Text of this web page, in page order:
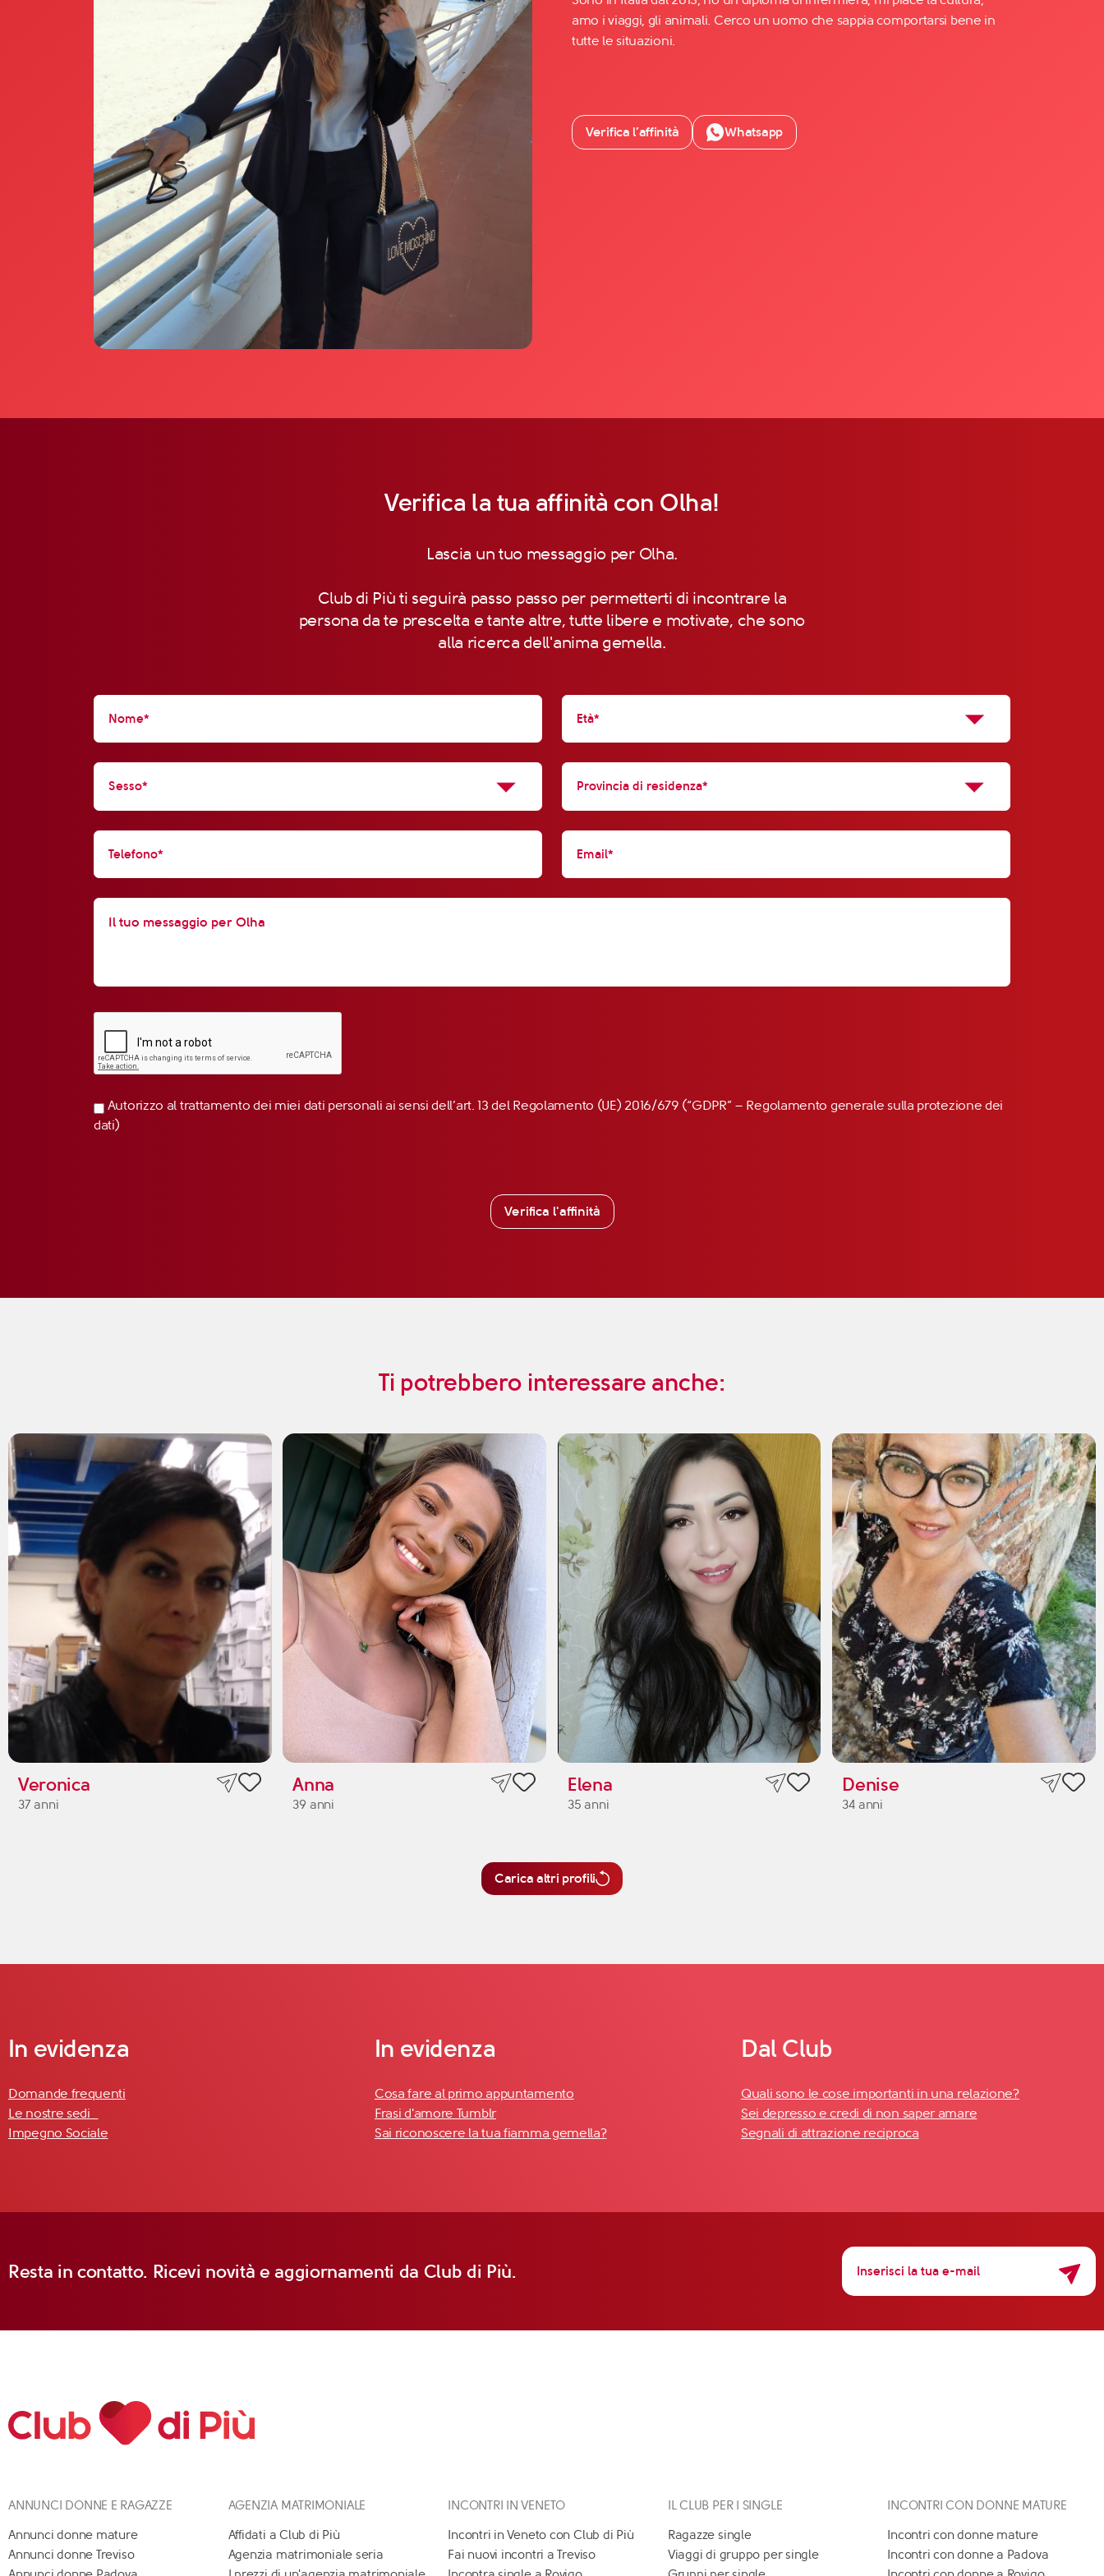
TikTok
amo i viaggi, gli animali. Cerco un uomo che sappia comportarsi bene in
tutte le situazioni.
Verifica l’affinità Whatsapp
Verifica la tua affinità con Olha!
Lascia un tuo messaggio per Olha.
Club di Più ti seguirà passo passo per permetterti di incontrare la
persona da te prescelta e tante altre, tutte libere e motivate, che sono
alla ricerca dell'anima gemella.
Autorizzo al trattamento dei miei dati personali ai sensi dell’art. 13 del Regolamento (UE) 2016/679 (“GDPR” – Regolamento generale sulla protezione dei
dati)
Verifica l'affinità
Ti potrebbero interessare anche:
Veronica
37 anni
Anna
39 anni
Elena
35 anni
Denise
34 anni
Carica altri profili
In evidenza
Domande frequenti
Le nostre sedi
Impegno Sociale
In evidenza
Cosa fare al primo appuntamento
Frasi d'amore Tumblr
Sai riconoscere la tua fiamma gemella?
Dal Club
Quali sono le cose importanti in una relazione?
Sei depresso e credi di non saper amare
Segnali di attrazione reciproca
Resta in contatto. Ricevi novità e aggiornamenti da Club di Più.
ANNUNCI DONNE E RAGAZZE
Annunci donne mature
Annunci donne Treviso
AGENZIA MATRIMONIALE
Affidati a Club di Più
Agenzia matrimoniale seria
INCONTRI IN VENETO
Incontri in Veneto con Club di Più
Fai nuovi incontri a Treviso
IL CLUB PER I SINGLE
Ragazze single
Viaggi di gruppo per single
INCONTRI CON DONNE MATURE
Incontri con donne mature
Incontri con donne a Padova